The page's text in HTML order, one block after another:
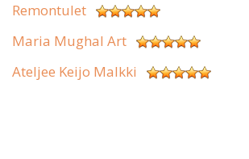
Remontulet
Maria Mughal Art
Ateljee Keijo Malkki